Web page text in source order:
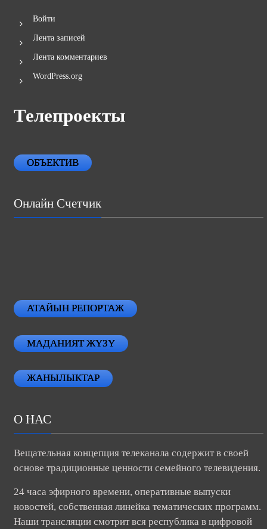
Войти
Лента записей
Лента комментариев
WordPress.org
Телепроекты
ОБЪЕКТИВ
Онлайн Счетчик
АТАЙЫН РЕПОРТАЖ
МАДАНИЯТ ЖҮЗҮ
ЖАНЫЛЫКТАР
О НАС
Вещательная концепция телеканала содержит в своей
основе традиционные ценности семейного телевидения.
24 часа эфирного времени, оперативные выпуски
новостей, собственная линейка тематических программ.
Наши трансляции смотрит вся республика в цифровой